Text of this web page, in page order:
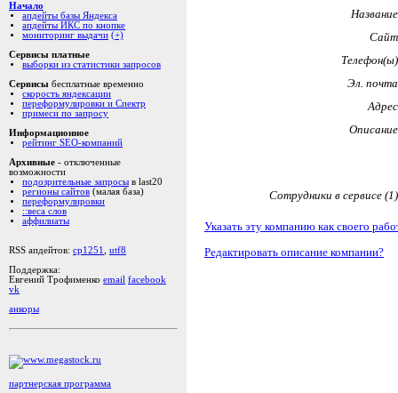
Начало
апдейты базы Яндекса
апдейты ИКС по кнопке
мониторинг выдачи (+)
Сервисы платные
выборки из статистики запросов
Сервисы бесплатные временно
скорость яндексации
переформулировки и Спектр
примеси по запросу
Информационное
рейтинг SEO-компаний
Архивные - отключенные
возможности
подозрительные запросы в last20
регионы сайтов (малая база)
переформулировки
::веса слов
аффилиаты
RSS апдейтов: cp1251
utf8
Поддержка:
Евгений Трофименко email facebook
vk
анкоры
партнерская программа
Название
Сайт
Телефон(ы)
Эл. почта
Адрес
Описание
Сотрудники в сервисе (1)
Указать эту компанию как своего
Редактировать описание компании?